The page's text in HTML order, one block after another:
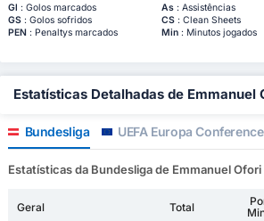
Gl : Golos marcados As: Assistências
GS: Golos sofridos CS: Clean Sheets
PEN: Penaltys marcados Min: Minutos jogados
Estatísticas Detalhadas de Emmanuel
Bundesliga UEFA Europa
Estatísticas da Bundesliga de Emmanuel
Geral Total